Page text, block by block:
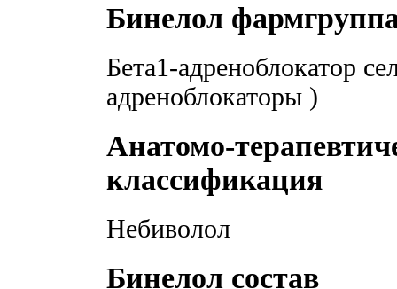
Бинелол
Бета1-адреноблокатор
адреноблокаторы )
Анатомо-
классификация
Небиволол
Бинелол состав